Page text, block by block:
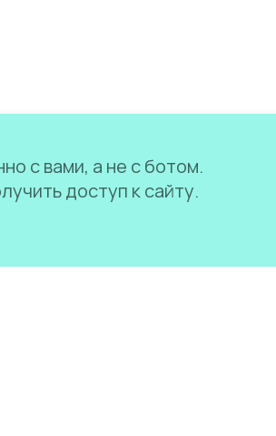
с вами, а не с ботом.
доступ к сайту.